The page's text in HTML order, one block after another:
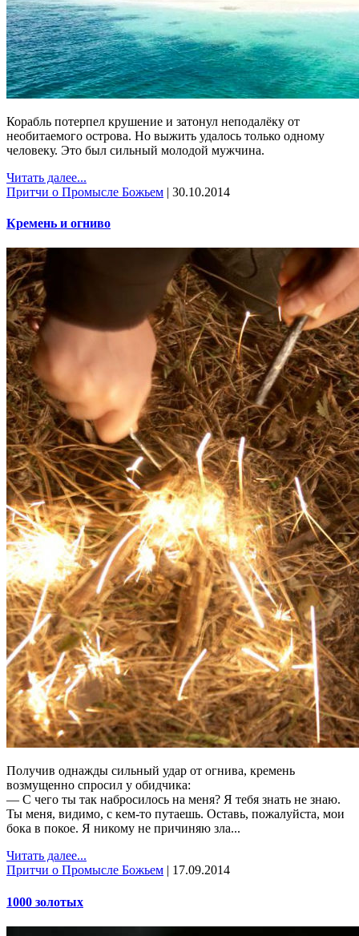
Корабль потерпел крушение и затонул неподалёку от
необитаемого острова. Но выжить удалось только одному
человеку. Это был сильный молодой мужчина.
Читать далее...
Притчи о Промысле Божьем | 30.10.2014
Кремень и огниво
Получив однажды сильный удар от огнива, кремень
возмущенно спросил у обидчика:
— С чего ты так набросилось на меня? Я тебя знать не знаю.
Ты меня, видимо, с кем-то путаешь. Оставь, пожалуйста, мои
бока в покое. Я никому не причи­няю зла...
Читать далее...
Притчи о Промысле Божьем | 17.09.2014
1000 золотых